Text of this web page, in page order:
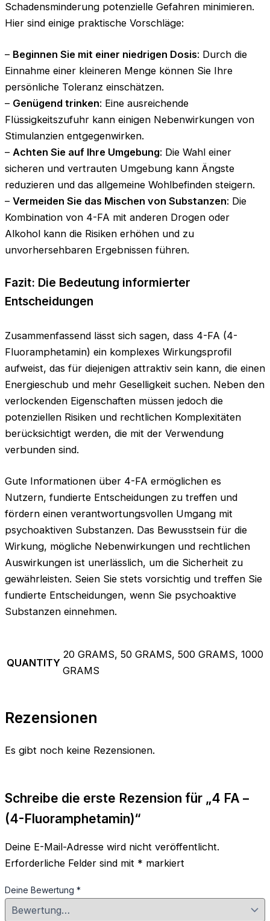
Schadensminderung potenzielle Gefahren minimieren.
Hier sind einige praktische Vorschläge:
– Beginnen Sie mit einer niedrigen Dosis: Durch die
Einnahme einer kleineren Menge können Sie Ihre
persönliche Toleranz einschätzen.
– Genügend trinken: Eine ausreichende
Flüssigkeitszufuhr kann einigen Nebenwirkungen von
Stimulanzien entgegenwirken.
– Achten Sie auf Ihre Umgebung: Die Wahl einer
sicheren und vertrauten Umgebung kann Ängste
reduzieren und das allgemeine Wohlbefinden steigern.
– Vermeiden Sie das Mischen von Substanzen: Die
Kombination von 4-FA mit anderen Drogen oder
Alkohol kann die Risiken erhöhen und zu
unvorhersehbaren Ergebnissen führen.
Fazit: Die Bedeutung informierter
Entscheidungen
Zusammenfassend lässt sich sagen, dass 4-FA (4-
Fluoramphetamin) ein komplexes Wirkungsprofil
aufweist, das für diejenigen attraktiv sein kann, die einen
Energieschub und mehr Geselligkeit suchen. Neben den
verlockenden Eigenschaften müssen jedoch die
potenziellen Risiken und rechtlichen Komplexitäten
berücksichtigt werden, die mit der Verwendung
verbunden sind.
Gute Informationen über 4-FA ermöglichen es
Nutzern, fundierte Entscheidungen zu treffen und
fördern einen verantwortungsvollen Umgang mit
psychoaktiven Substanzen. Das Bewusstsein für die
Wirkung, mögliche Nebenwirkungen und rechtlichen
Auswirkungen ist unerlässlich, um die Sicherheit zu
gewährleisten. Seien Sie stets vorsichtig und treffen Sie
fundierte Entscheidungen, wenn Sie psychoaktive
Substanzen einnehmen.
QUANTITY
20 GRAMS, 50 GRAMS, 500 GRAMS, 1000
GRAMS
Rezensionen
Es gibt noch keine Rezensionen.
Schreibe die erste Rezension für „4 FA –
(4-Fluoramphetamin)“
Deine E-Mail-Adresse wird nicht veröffentlicht.
Erforderliche Felder sind mit * markiert
Deine Bewertung *